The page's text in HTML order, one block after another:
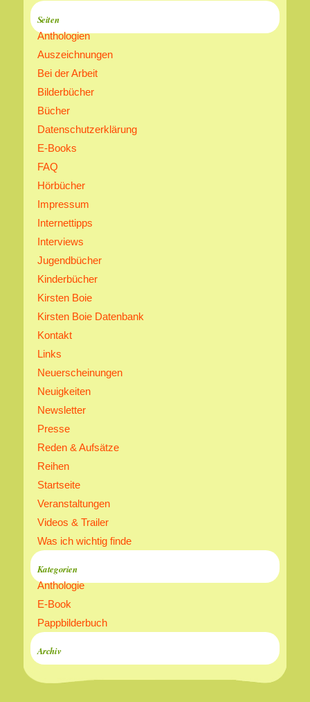
Seiten
Anthologien
Auszeichnungen
Bei der Arbeit
Bilderbücher
Bücher
Datenschutzerklärung
E-Books
FAQ
Hörbücher
Impressum
Internettipps
Interviews
Jugendbücher
Kinderbücher
Kirsten Boie
Kirsten Boie Datenbank
Kontakt
Links
Neuerscheinungen
Neuigkeiten
Newsletter
Presse
Reden & Aufsätze
Reihen
Startseite
Veranstaltungen
Videos & Trailer
Was ich wichtig finde
Kategorien
Anthologie
E-Book
Pappbilderbuch
Archiv